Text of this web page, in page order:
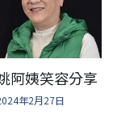
阿姨笑容分享
年2月27日